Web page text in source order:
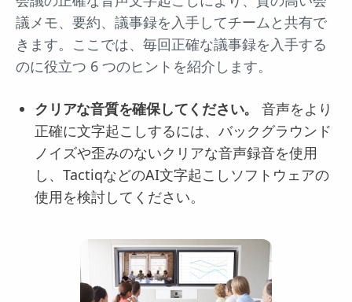
議メモ、要約、議事録を入手してチームと共有で
きます。ここでは、毎回正確な議事録を入手する
のに役立つ 6 つのヒントを紹介します。
クリアな音質を確保してください。 音声をより
正確に文字起こしするには、バックグラウンド
ノイズや歪みのないクリアな音声録音を使用
し、TactiqなどのAI文字起こしソフトウェアの
使用を検討してください。